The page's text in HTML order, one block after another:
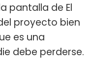
pantalla de El
proyecto bien
es una
debe perderse.